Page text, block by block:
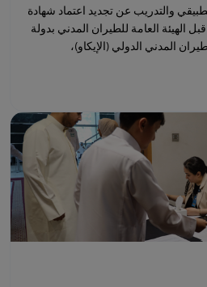
والتدريب عن تجديد اعتماد شهادة
الهيئة العامة للطيران المدني بدولة
المدني الدولي (الإيكاو)،